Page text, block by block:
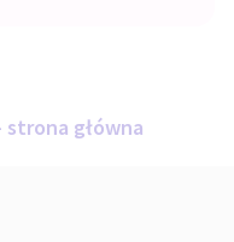
główna